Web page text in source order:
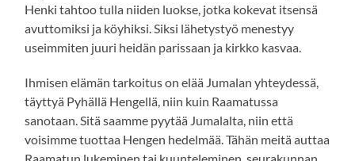
Henki tahtoo tulla niiden luokse, jotka kokevat itsensä
avuttomiksi ja köyhiksi. Siksi lähetystyö menestyy
useimmiten juuri heidän parissaan ja kirkko kasvaa.
Ihmisen elämän tarkoitus on elää Jumalan yhteydessä,
täyttyä Pyhällä Hengellä, niin kuin Raamatussa
sanotaan. Sitä saamme pyytää Jumalalta, niin että
voisimme tuottaa Hengen hedelmää. Tähän meitä auttaa